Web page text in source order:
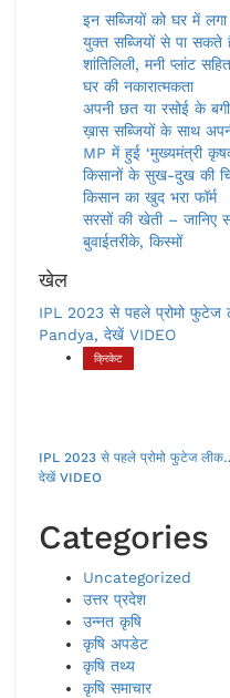
इन सब्जियों को घर में
युक्त सब्जियों से पा सकते
शांतिलिली, मनी प्लांट
घर की नकारात्मकता
अपनी छत या रसोई के
ख़ास सब्जियों के साथ
MP में हुई ‘मुख्यमंत्री
किसानों के सुख-दुख की
किसान का खुद भरा फॉर्म
सरसों की खेती – जानिए
बुवाईतरीके, किस्मों
खेल
IPL 2023 से पहले प्रोमो फुटेज
Pandya, देखें VIDEO
क्रिकेट
IPL 2023 से पहले प्रोमो फुटेज
देखें VIDEO
Categories
Uncategorized
उत्तर प्रदेश
उन्नत कृषि
कृषि अपडेट
कृषि तथ्य
कृषि समाचार